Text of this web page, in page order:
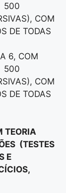
500
COM
DE TODAS
6, COM
500
COM
DE TODAS
TEORIA
(TESTES
E